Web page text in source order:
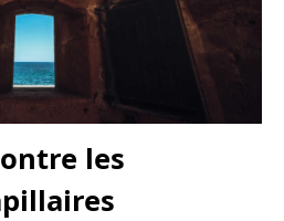
les